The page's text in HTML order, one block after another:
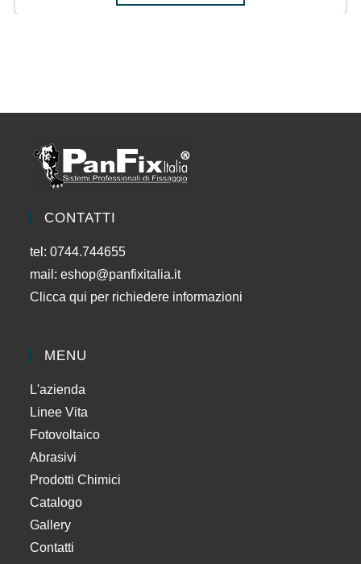
CONTATTI
tel: 0744.744655
mail:eshop@panfixitalia.it
Clicca qui per richiedere informazioni
MENU
L'azienda
Linee Vita
Fotovoltaico
Abrasivi
Prodotti Chimici
Catalogo
Gallery
Contatti